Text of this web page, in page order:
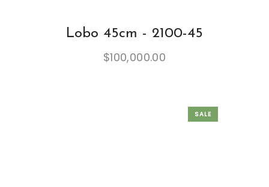
Lobo 45cm - 2100-45
$100,000.00
SALE